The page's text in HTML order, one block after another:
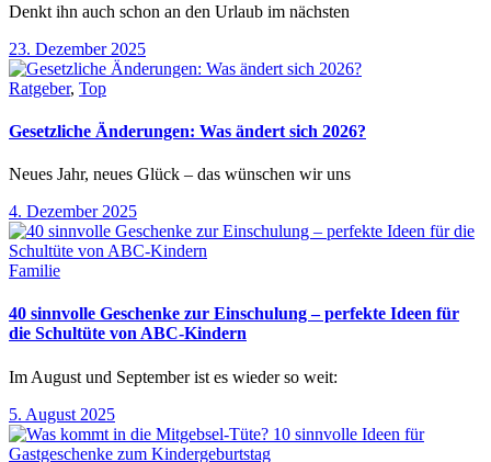
Denkt ihn auch schon an den Urlaub im nächsten
23. Dezember 2025
Ratgeber, Top
Gesetzliche Änderungen: Was ändert sich 2026?
Neues Jahr, neues Glück – das wünschen wir uns
4. Dezember 2025
Familie
40 sinnvolle Geschenke zur Einschulung – perfekte Ideen für
die Schultüte von ABC-Kindern
Im August und September ist es wieder so weit:
5. August 2025